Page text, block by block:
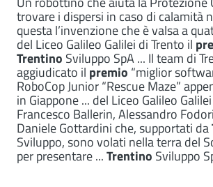
trovare i dispersi in caso di calamità
questa l’invenzione che è valsa a
del Liceo Galileo Galilei di Trento il
Trentino Sviluppo SpA ... Il team di
aggiudicato il premio “miglior
RoboCop Junior “Rescue Maze”
in Giappone ... del Liceo Galileo
Francesco Ballerin, Alessandro
Daniele Gottardini che, supportati da
Sviluppo, sono volati nella terra del
per presentare ...Trentino Sviluppo